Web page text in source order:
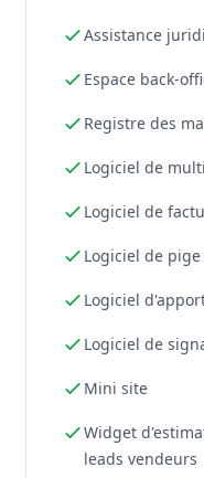
Assistance
Espace back-
Registre des
Logiciel de
Logiciel de
Logiciel de
Logiciel
Logiciel de
Mini site
Widget
leads vendeurs